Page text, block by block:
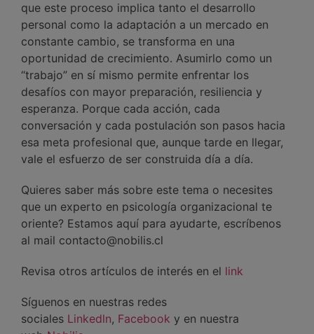
que este proceso implica tanto el desarrollo
personal como la adaptación a un mercado en
constante cambio, se transforma en una
oportunidad de crecimiento. Asumirlo como un
“trabajo” en sí mismo permite enfrentar los
desafíos con mayor preparación, resiliencia y
esperanza. Porque cada acción, cada
conversación y cada postulación son pasos hacia
esa meta profesional que, aunque tarde en llegar,
vale el esfuerzo de ser construida día a día.
Quieres saber más sobre este tema o necesites
que un experto en psicología organizacional te
oriente? Estamos aquí para ayudarte, escríbenos
al mail contacto@nobilis.cl
Revisa otros artículos de interés en el link
Síguenos en nuestras redes
sociales Linkedln, Facebook y en nuestra